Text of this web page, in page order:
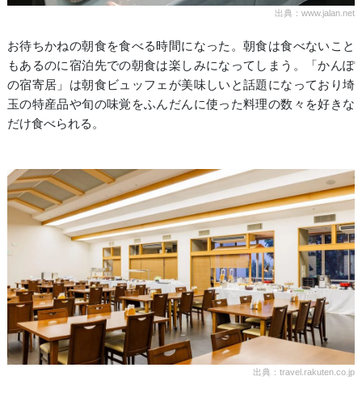
出典：www.jalan.net
お待ちかねの朝食を食べる時間になった。朝食は食べないこと
もあるのに宿泊先での朝食は楽しみになってしまう。「かんぽ
の宿寄居」は朝食ビュッフェが美味しいと話題になっており埼
玉の特産品や旬の味覚をふんだんに使った料理の数々を好きな
だけ食べられる。
出典：travel.rakuten.co.jp